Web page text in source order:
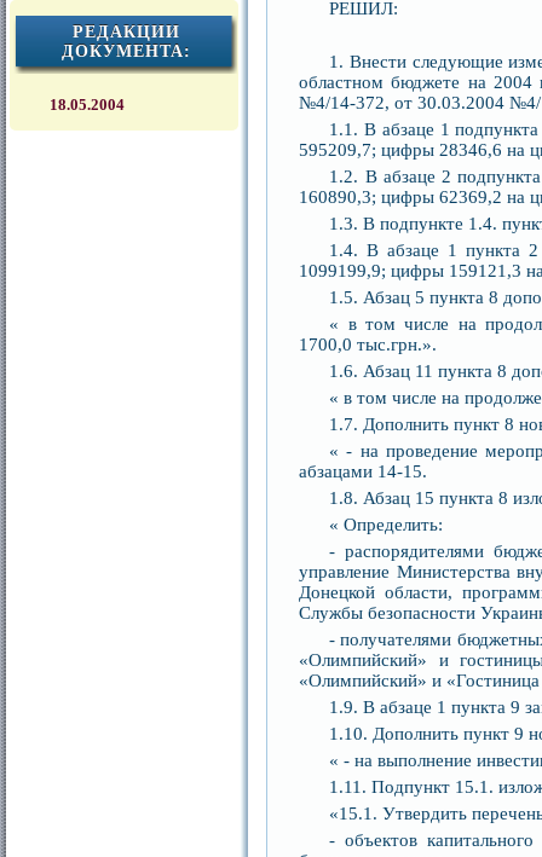
РЕДАКЦИИ
ДОКУМЕНТА:
18.05.2004
РЕШИЛ:
1. Внести следующие
областном бюджете на 2004
№4/14-372, от 30.03.2004
1.1. В абзаце 1
595209,7; цифры 28346,6 на
1.2. В абзаце 2
160890,3; цифры 62369,2 на
1.3. В подпункте 1.4.
1.4. В абзаце 1 пункта
1099199,9; цифры 159121,3
1.5. Абзац 5 пункта 8
« в том числе на
1700,0 тыс.грн.».
1.6. Абзац 11 пункта 8
« в том числе на
1.7. Дополнить пункт 8
« - на проведение
абзацами 14-15.
1.8. Абзац 15 пункта 8
« Определить:
- распорядителями
управление Министерства
Донецкой области,
Службы безопасности
- получателями
«Олимпийский» и
«Олимпийский» и
1.9. В абзаце 1 пункта 9
1.10. Дополнить пункт 9
« - на выполнение
1.11. Подпункт 15.1.
«15.1. Утвердить
- объектов